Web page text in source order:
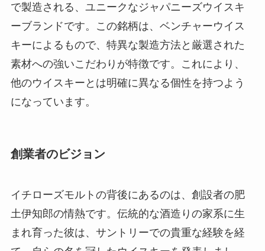
で製造される、ユニークなジャパニーズウイスキ
ーブランドです。この銘柄は、ベンチャーウイス
キーによるもので、特異な製造方法と厳選された
素材への強いこだわりが特徴です。これにより、
他のウイスキーとは明確に異なる個性を持つよう
になっています。
創業者のビジョン
イチローズモルトの背後にあるのは、創設者の肥
土伊知郎の情熱です。伝統的な酒造りの家系に生
まれ育った彼は、サントリーでの貴重な経験を経